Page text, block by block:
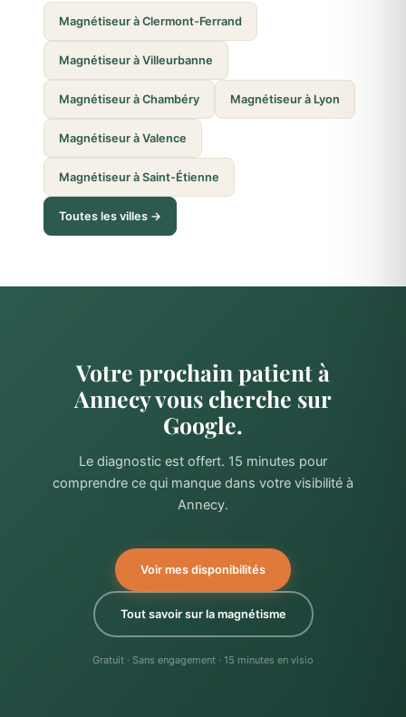
Magnétiseur à Clermont-Ferrand
Magnétiseur à Villeurbanne
Magnétiseur à Chambéry Magnétiseur à Lyon
Magnétiseur à Valence
Magnétiseur à Saint-Étienne
Toutes les villes →
Votre prochain patient à
Annecy vous cherche sur
Google.
Le diagnostic est offert. 15 minutes pour
comprendre ce qui manque dans votre visibilité à
Annecy.
Voir mes disponibilités
Tout savoir sur la magnétisme
Gratuit · Sans engagement · 15 minutes en visio